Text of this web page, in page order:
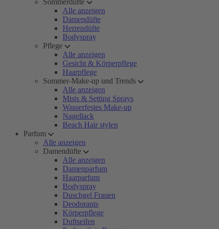
Sommerdüfte
Alle anzeigen
Damendüfte
Herrendüfte
Bodyspray
Pflege
Alle anzeigen
Gesicht & Körperpflege
Haarpflege
Sommer-Make-up und Trends
Alle anzeigen
Mists & Setting Sprays
Wasserfestes Make-up
Nagellack
Beach Hair stylen
Parfum
Alle anzeigen
Damendüfte
Alle anzeigen
Damenparfum
Haarparfum
Bodyspray
Duschgel Frauen
Deodorants
Körperpflege
Duftseifen